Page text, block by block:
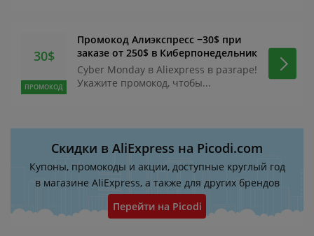
30$
ПРОМОКОД
Промокод Алиэкспресс −30$ при
заказе от 250$ в Киберпонедельник
Cyber Monday в Aliexpress в разгаре!
Укажите промокод, чтобы...
Скидки в AliExpress на Picodi.com
Купоны, промокоды и акции, доступные круглый год
в магазине AliExpress, а также для других брендов
Перейти на Picodi